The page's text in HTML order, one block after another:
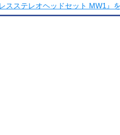
スステレオヘッドセット MW1』